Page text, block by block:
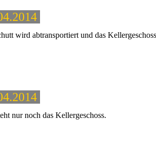
wird abtransportiert und das
nur noch das Kellergeschoss.